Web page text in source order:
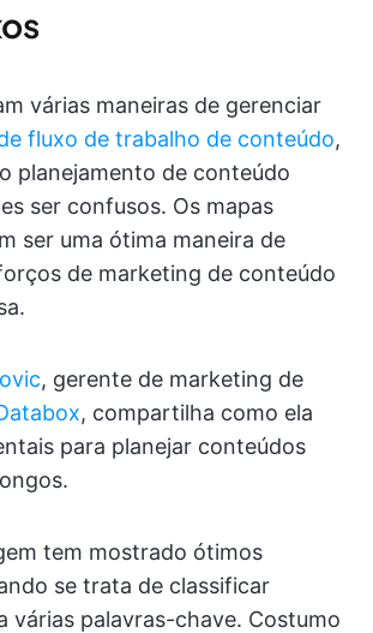
várias maneiras de gerenciar
fluxo de trabalho de conteúdo,
planejamento de conteúdo
ser confusos. Os mapas
ser uma ótima maneira de
de marketing de conteúdo
, gerente de marketing de
, compartilha como ela
para planejar conteúdos
tem mostrado ótimos
se trata de classificar
várias palavras-chave. Costumo